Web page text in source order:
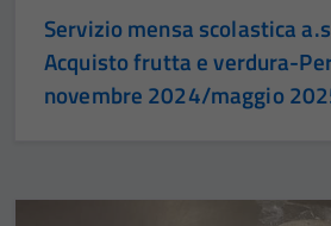
Servizio mensa scolastica
Acquisto frutta e verdura-
novembre 2024/maggio